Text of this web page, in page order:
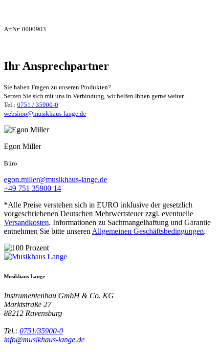
ArtNr: 0000903
Ihr Ansprechpartner
Sie haben Fragen zu unseren Produkten?
Setzen Sie sich mit uns in Verbindung, wir helfen Ihnen gerne weiter.
Tel.: 0751 / 35900-0
webshop@musikhaus-lange.de
Egon Miller
Büro
egon.miller@musikhaus-lange.de
+49 751 35900 14
*Alle Preise verstehen sich in EURO inklusive der gesetzlich
vorgeschriebenen Deutschen Mehrwertsteuer zzgl. eventuelle
Versandkosten. Informationen zu Sachmangelhaftung und Garantie
entnehmen Sie bitte unseren Allgemeinen Geschäftsbedingungen.
Musikhaus Lange
Instrumentenbau GmbH & Co. KG
Marktstraße 27
88212 Ravensburg
Tel.: 0751/35900-0
info@musikhaus-lange.de